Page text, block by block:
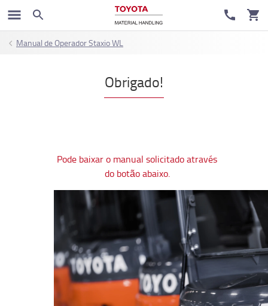
Manual de Operador Staxio WL
Obrigado!
Pode baixar o manual solicitado através
do botão abaixo.